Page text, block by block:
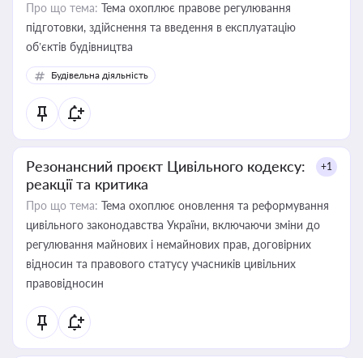
Про що тема: Тема охоплює правове регулювання
підготовки, здійснення та введення в експлуатацію
об’єктів будівництва
Будівельна діяльність
Резонансний проєкт Цивільного кодексу:
реакції та критика
+1
Про що тема: Тема охоплює оновлення та реформування
цивільного законодавства України, включаючи зміни до
регулювання майнових і немайнових прав, договірних
відносин та правового статусу учасників цивільних
правовідносин